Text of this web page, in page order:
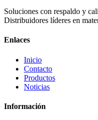
Soluciones con respaldo y
Distribuidores líderes en
Enlaces
Inicio
Contacto
Productos
Noticias
Información